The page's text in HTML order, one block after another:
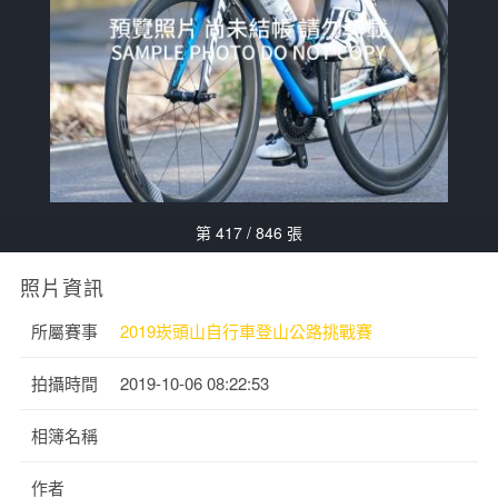
第 417 / 846 張
照片資訊
所屬賽事 2019崁頭山自行車登山公路挑戰賽
拍攝時間 2019-10-06 08:22:53
相簿名稱
作者